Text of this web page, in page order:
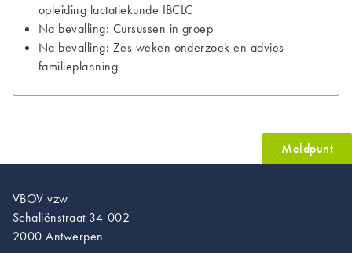
opleiding lactatiekunde IBCLC
Na bevalling: Cursussen in groep
Na bevalling: Zes weken onderzoek en advies
familieplanning
Meldpunt
VBOV vzw
Schaliënstraat 34-002
2000 Antwerpen